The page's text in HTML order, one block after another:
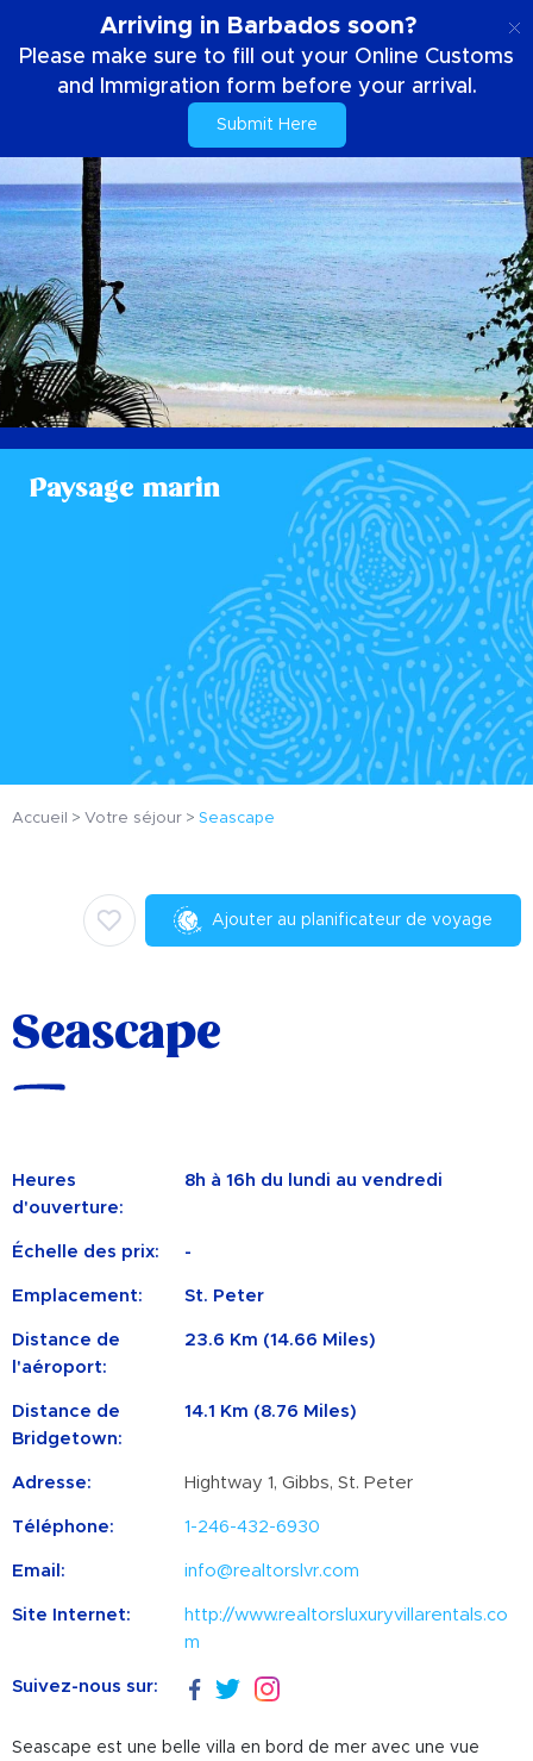
Arriving in Barbados soon?
Please make sure to fill out your Online Customs
and Immigration form before your arrival.
Submit Here
Paysage marin
Accueil Votre séjour Seascape
Ajouter au planificateur de voyage
Seascape
Heures
d'ouverture:
8h à 16h du lundi au vendredi
Échelle des prix: -
Emplacement: St. Peter
Distance de
l'aéroport:
23.6 Km (14.66 Miles)
Distance de
Bridgetown:
14.1 Km (8.76 Miles)
Adresse: Hightway 1, Gibbs, St. Peter
Téléphone: 1-246-432-6930
Email: info@realtorslvr.com
Site Internet:
http://www.realtorsluxuryvillarentals.co
m
Suivez-nous sur:
Seascape est une belle villa en bord de mer avec une vue